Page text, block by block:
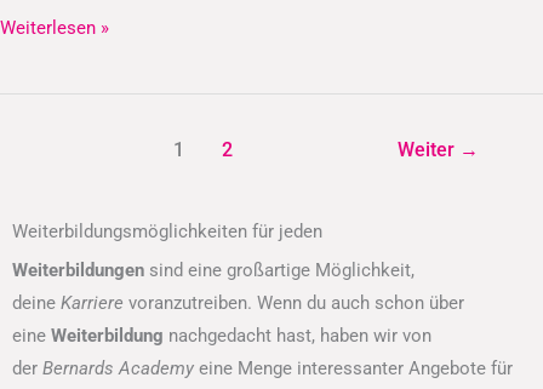
Weiterlesen »
1 2 Weiter →
Weiterbildungsmöglichkeiten für jeden
Weiterbildungen sind eine großartige Möglichkeit,
deine Karriere voranzutreiben. Wenn du auch schon über
eine Weiterbildung nachgedacht hast, haben wir von
der Bernards Academy eine Menge interessanter Angebote für